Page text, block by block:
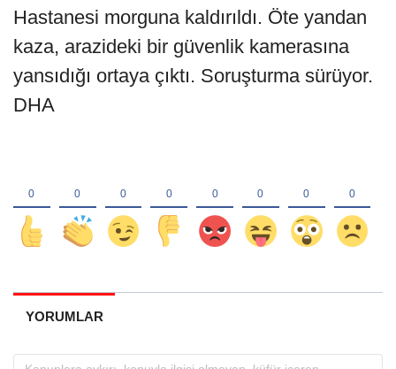
Hastanesi morguna kaldırıldı. Öte yandan
kaza, arazideki bir güvenlik kamerasına
yansıdığı ortaya çıktı. Soruşturma sürüyor.
DHA
YORUMLAR